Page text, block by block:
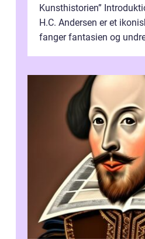
Kunsthistorien”
H.C. Andersen er et
fanger fantasien og